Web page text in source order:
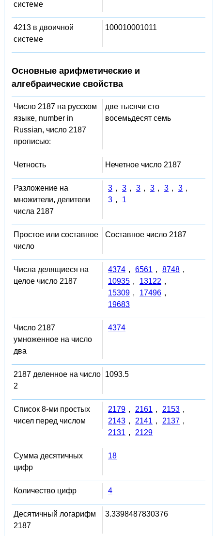
системе
4213 в двоичной
системе
100010001011
Основные арифметические и
алгебраические свойства
Число 2187 на русском
языке, number in
Russian, число 2187
прописью:
две тысячи сто
восемьдесят семь
Четность Нечетное число 2187
Разложение на
множители, делители
числа 2187
3 , 3 , 3 , 3 , 3 , 3 ,
3 , 1
Простое или составное
число
Составное число 2187
Числа делящиеся на
целое число 2187
4374 , 6561 , 8748 ,
10935 , 13122 ,
15309 , 17496 ,
19683
Число 2187
умноженное на число
два
4374
2187 деленное на число
2
1093.5
Список 8-ми простых
чисел перед числом
2179 , 2161 , 2153 ,
2143 , 2141 , 2137 ,
2131 , 2129
Сумма десятичных
цифр
18
Количество цифр 4
Десятичный логарифм
2187
3.3398487830376